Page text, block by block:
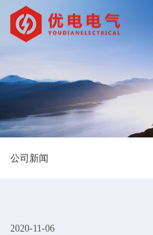
公司新闻
2020-11-06